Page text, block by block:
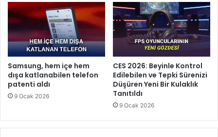
Samsung, hem içe hem
dışa katlanabilen telefon
patenti aldı
9 Ocak 2026
CES 2026: Beyinle Kontrol
Edilebilen ve Tepki Sürenizi
Düşüren Yeni Bir Kulaklık
Tanıtıldı
9 Ocak 2026